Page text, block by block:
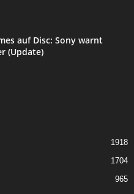
auf Disc: Sony warnt
(Update)
1918
1704
965